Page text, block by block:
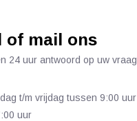
of mail ons
24 uur antwoord op uw vraag
t/m vrijdag tussen 9:00 uur
uur